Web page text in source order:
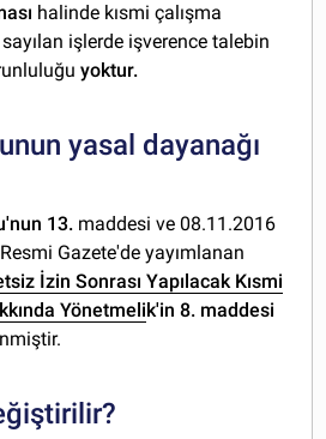
halinde kısmi çalışma
işlerde işverence talebin
yoktur.
yasal dayanağı
13. maddesi ve 08.11.2016
Gazete'de yayımlanan
İzin Sonrası Yapılacak Kısmi
Yönetmelik'in 8. maddesi